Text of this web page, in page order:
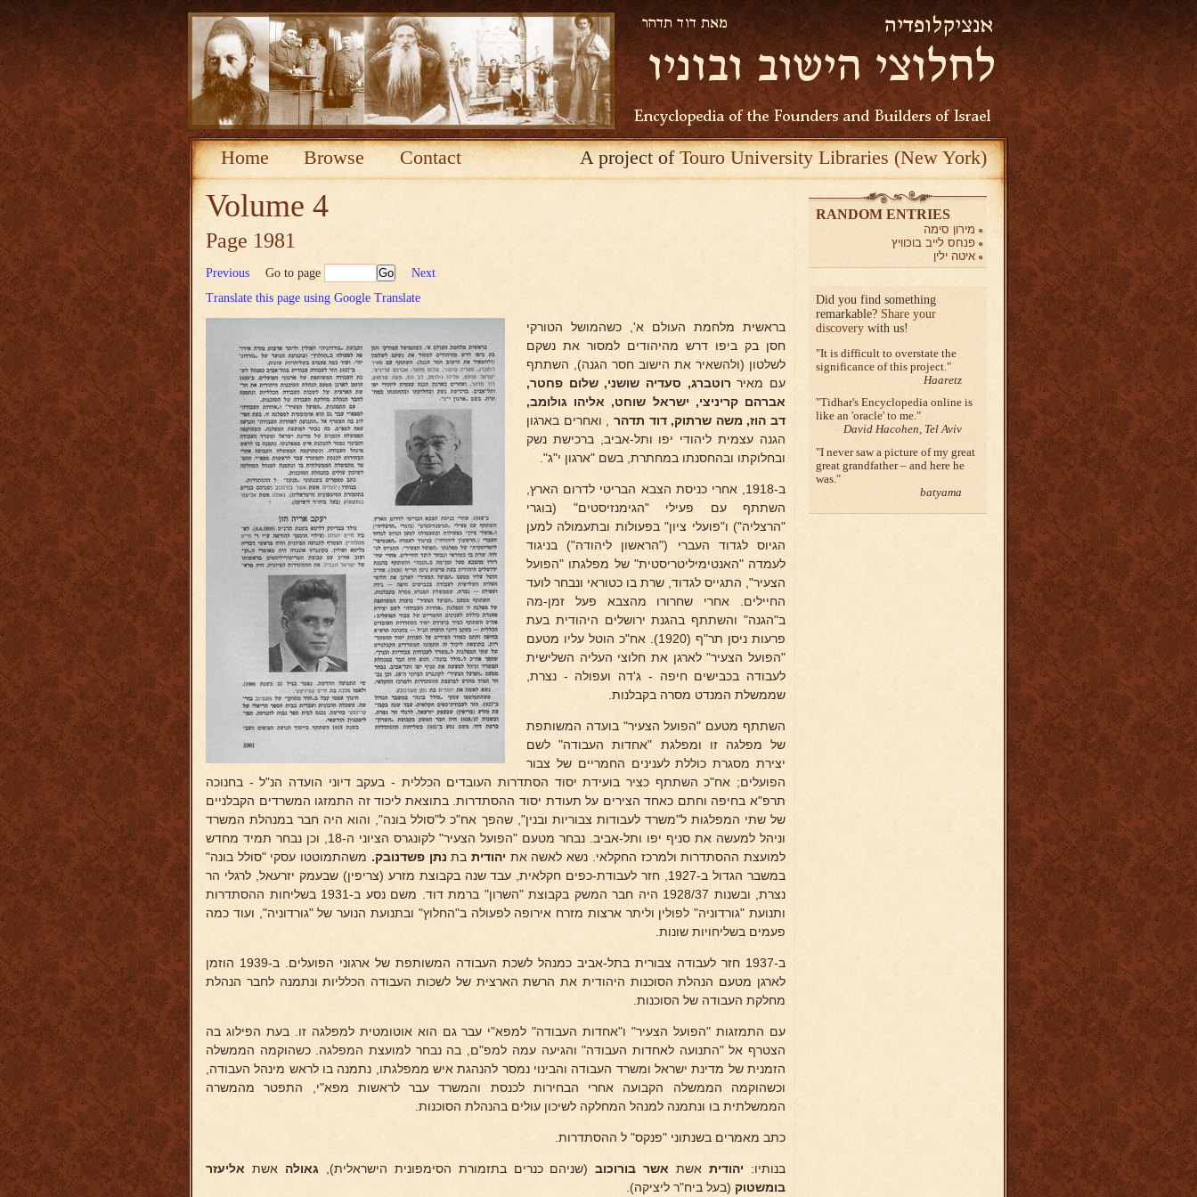
Home Browse Contact A project ofTouro University Libraries (New York)
Volume 4
Page 1981
Previous Go to page
Next
Translate this page using Google Translate
בראשית מלחמת העולם א', כשהמושל הטורקי
חסן בק ביפו דרש מהיהודים למסור את נשקם
לשלטון (ולהשאיר את הישוב חסר הגנה), השתתף
עם מאיר רוטברג, סעדיה שושני, שלום פחטר,
אברהם קריניצי, ישראל שוחט, אליהו גולומב,
דב הוז, משה שרתוק, דוד תדהר , ואחרים בארגון
הגנה עצמית ליהודי יפו ותל-אביב, ברכישת נשק
ובחלוקתו ובהחסנתו במחתרת, בשם "ארגון י"ג".
ב-1918, אחרי כניסת הצבא הבריטי לדרום הארץ,
השתתף עם פעילי "הגימנזיסטים" (בוגרי
"הרצליה") ו"פועלי ציון" בפעולות ובתעמולה למען
הגיוס לגדוד העברי ("הראשון ליהודה") בניגוד
לעמדה "האנטימיליטריסטית" של מפלגתו "הפועל
הצעיר", התגייס לגדוד, שרת בו כטוראי ונבחר לועד
החיילים. אחרי שחרורו מהצבא פעל זמן-מה
ב"הגנה" והשתתף בהגנת ירושלים היהודית בעת
פרעות ניסן תר"ף (1920). אח"כ הוטל עליו מטעם
"הפועל הצעיר" לארגן את חלוצי העליה השלישית
לעבודה בכבישים חיפה - ג'דה ועפולה - נצרת,
שממשלת המנדט מסרה בקבלנות.
השתתף מטעם "הפועל הצעיר" בועדה המשותפת
של מפלגה זו ומפלגת "אחדות העבודה" לשם
יצירת מסגרת כוללת לענינים החמריים של צבור
הפועלים; אח"כ השתתף כציר בועידת יסוד הסתדרות העובדים הכללית - בעקב דיוני הועדה הנ"ל - בחנוכה
תרפ"א בחיפה וחתם כאחד הצירים על תעודת יסוד ההסתדרות. בתוצאת ליכוד זה התמזגו המשרדים הקבלניים
של שתי המפלגות ל"משרד לעבודות צבוריות ובנין", שהפך אח"כ ל"סולל בונה", והוא היה חבר במנהלת המשרד
וניהל למעשה את סניף יפו ותל-אביב. נבחר מטעם "הפועל הצעיר" לקונגרס הציוני ה-18, וכן נבחר תמיד מחדש
למועצת ההסתדרות ולמרכז החקלאי. נשא לאשה את יהודיתבת נתן פשדנובק. משהתמוטטו עסקי "סולל בונה"
במשבר הגדול ב-1927, חזר לעבודת-כפים חקלאית, עבד שנה בקבוצת מזרע (צריפין) שבעמק יזרעאל, לרגלי הר
נצרת, ובשנות 1928/37 היה חבר המשק בקבוצת "השרון" ברמת דוד. משם נסע ב-1931 בשליחות ההסתדרות
ותנועת "גורדוניה" לפולין וליתר ארצות מזרח אירופה לפעולה ב"החלוץ" ובתנועת הנוער של "גורדוניה", ועוד כמה
פעמים בשליחויות שונות.
ב-1937 חזר לעבודה צבורית בתל-אביב כמנהל לשכת העבודה המשותפת של ארגוני הפועלים. ב-1939 הוזמן
לארגן מטעם הנהלת הסוכנות היהודית את הרשת הארצית של לשכות העבודה הכלליות ונתמנה לחבר הנהלת
מחלקת העבודה של הסוכנות.
עם התמזגות "הפועל הצעיר" ו"אחדות העבודה" למפא"י עבר גם הוא אוטומטית למפלגה זו. בעת הפילוג בה
הצטרף אל "התנועה לאחדות העבודה" והגיעה עמה למפ"ם, בה נבחר למועצת המפלגה. כשהוקמה הממשלה
הזמנית של מדינת ישראל ומשרד העבודה והבינוי נמסר להנהגת איש ממפלגתו, נתמנה בו לראש מינהל העבודה,
וכשהוקמה הממשלה הקבועה אחרי הבחירות לכנסת והמשרד עבר לראשות מפא"י, התפטר מהמשרה
הממשלתית בו ונתמנה למנהל המחלקה לשיכון עולים בהנהלת הסוכנות.
כתב מאמרים בשנתוני "פנקס" ל ההסתדרות.
בנותיו: יהודיתאשת אשר בורוכוב(שניהם כנרים בתזמורת הסימפונית הישראלית), גאולה אשת אליעזר
בומשטוק (בעל ביח"ר ליציקה).
RANDOM ENTRIES
מירון סימה
פנחס לייב בוכוויץ
איטה ילין
Did you find something
remarkable? Share your
discovery with us!
It is difficult to overstate the
significance of this project.
Haaretz
Tidhar's Encyclopedia online is
like an 'oracle' to me.
David Hacohen, Tel Aviv
I never saw a picture of my great
great grandfather – and here he
was.
batyama